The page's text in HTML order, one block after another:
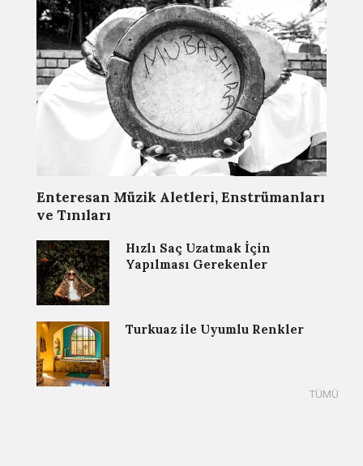
Enteresan Müzik Aletleri, Enstrümanları
ve Tınıları
Hızlı Saç Uzatmak İçin
Yapılması Gerekenler
Turkuaz ile Uyumlu Renkler